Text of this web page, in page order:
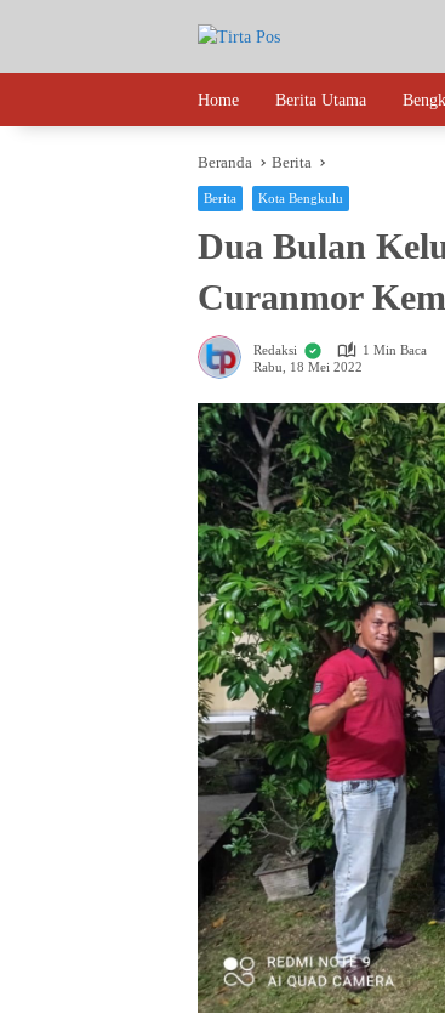
Home Berita Utama
Beranda Berita
Berita Kota Bengkulu
Dua Bulan
Curanmor
Redaksi
1 Min Baca
Rabu, 18 Mei 2022